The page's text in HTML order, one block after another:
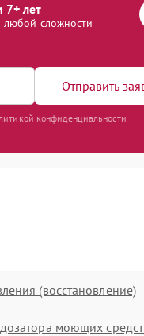
7+ лет
любой сложности
Отправить
конфиденциальности
(восстановление)
моющих